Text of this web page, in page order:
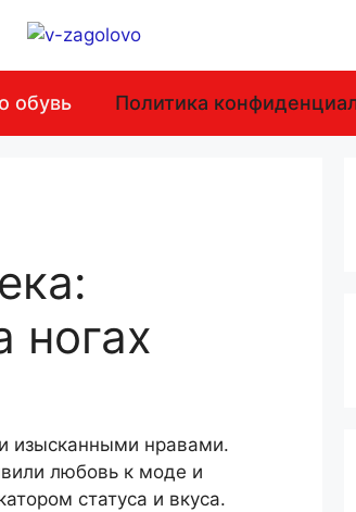
обувь Политика
ногах
изысканными нравами.
любовь к моде и
статуса и вкуса.